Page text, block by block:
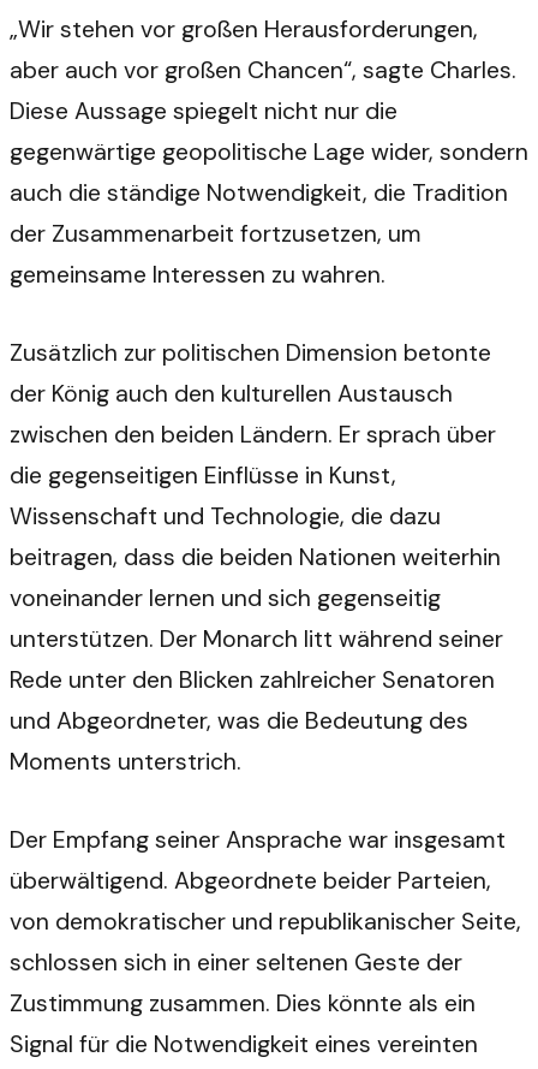
„Wir stehen vor großen Herausforderungen,
aber auch vor großen Chancen“, sagte Charles.
Diese Aussage spiegelt nicht nur die
gegenwärtige geopolitische Lage wider, sondern
auch die ständige Notwendigkeit, die Tradition
der Zusammenarbeit fortzusetzen, um
gemeinsame Interessen zu wahren.
Zusätzlich zur politischen Dimension betonte
der König auch den kulturellen Austausch
zwischen den beiden Ländern. Er sprach über
die gegenseitigen Einflüsse in Kunst,
Wissenschaft und Technologie, die dazu
beitragen, dass die beiden Nationen weiterhin
voneinander lernen und sich gegenseitig
unterstützen. Der Monarch litt während seiner
Rede unter den Blicken zahlreicher Senatoren
und Abgeordneter, was die Bedeutung des
Moments unterstrich.
Der Empfang seiner Ansprache war insgesamt
überwältigend. Abgeordnete beider Parteien,
von demokratischer und republikanischer Seite,
schlossen sich in einer seltenen Geste der
Zustimmung zusammen. Dies könnte als ein
Signal für die Notwendigkeit eines vereinten